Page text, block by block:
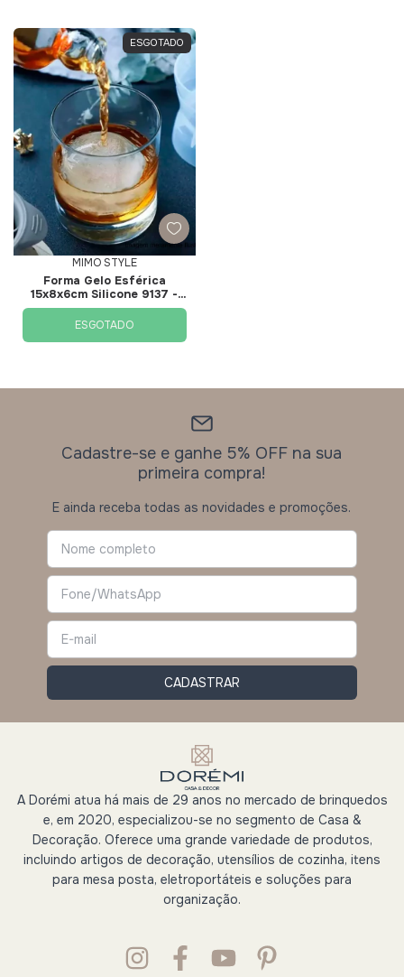
ESGOTADO
MIMO STYLE
Forma Gelo Esférica
15x8x6cm Silicone 9137 -
Mimo Style
ESGOTADO
Cadastre-se e ganhe 5% OFF na sua
primeira compra!
E ainda receba todas as novidades e promoções.
A Dorémi atua há mais de 29 anos no mercado de brinquedos
e, em 2020, especializou-se no segmento de Casa &
Decoração. Oferece uma grande variedade de produtos,
incluindo artigos de decoração, utensílios de cozinha, itens
para mesa posta, eletroportáteis e soluções para
organização.